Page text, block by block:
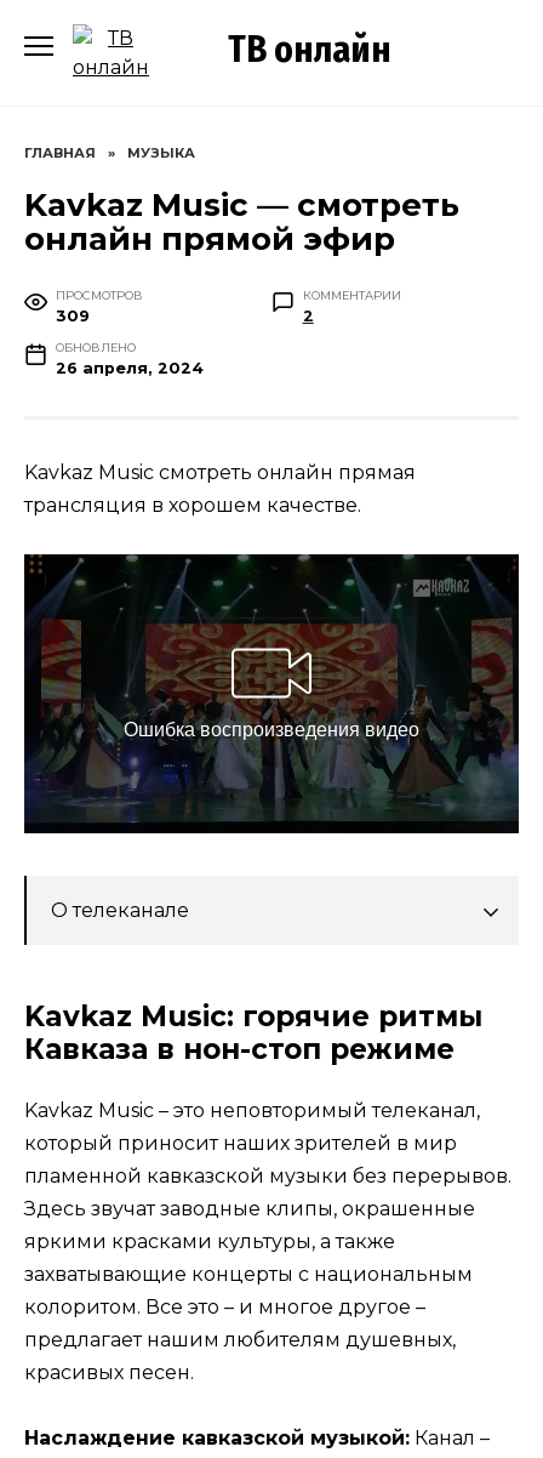
содержанию
ТВ онлайн
ГЛАВНАЯ » МУЗЫКА
Kavkaz Music — смотреть
онлайн прямой эфир
ПРОСМОТРОВ
309
КОММЕНТАРИИ
2
ОБНОВЛЕНО
26 апреля, 2024
Kavkaz Music смотреть онлайн прямая
трансляция в хорошем качестве.
О телеканале
Kavkaz Music: горячие ритмы
Кавказа в нон-стоп режиме
Kavkaz Music – это неповторимый телеканал,
который приносит наших зрителей в мир
пламенной кавказской музыки без перерывов.
Здесь звучат заводные клипы, окрашенные
яркими красками культуры, а также
захватывающие концерты с национальным
колоритом. Все это – и многое другое –
предлагает нашим любителям душевных,
красивых песен.
Наслаждение кавказской музыкой: Канал –